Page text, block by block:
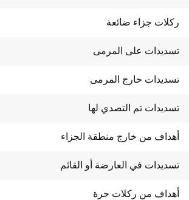
ركلات جزاء ضائعة
تسديدات على المرمى
تسديدات خارج المرمى
تسديدات تم التصدي لها
أهداف من خارج منطقة الجزاء
تسديدات في العارضة أو القائم
أهداف من ركلات حرة